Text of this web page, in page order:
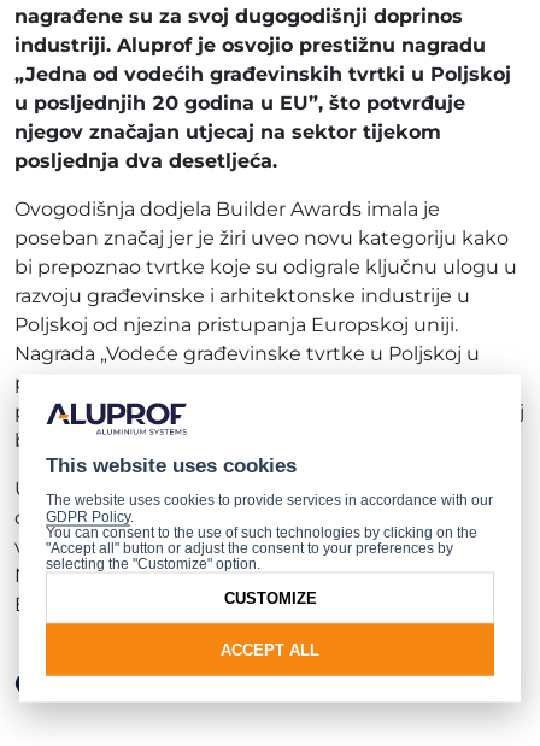
nagrađene su za svoj dugogodišnji doprinos
industriji. Aluprof je osvojio prestižnu nagradu
„Jedna od vodećih građevinskih tvrtki u Poljskoj
u posljednjih 20 godina u EU”, što potvrđuje
njegov značajan utjecaj na sektor tijekom
posljednja dva desetljeća.
Ovogodišnja dodjela Builder Awards imala je
poseban značaj jer je žiri uveo novu kategoriju kako
bi prepoznao tvrtke koje su odigrale ključnu ulogu u
razvoju građevinske i arhitektonske industrije u
Poljskoj od njezina pristupanja Europskoj uniji.
Nagrada „Vodeće građevinske tvrtke u Poljskoj u
posljednjih 20 godina u EU” odaje priznanje poljskim
poduzećima koja su pokazala stalni rast, učvrstila svoj
brend i proširila međunarodnu prisutnost.
Uvrštenje Aluprofa među dobitnike nagrade
dodatno potvrđuje njegovu poziciju kao jednog od
vodećih igrača u europskoj građevinskoj industriji.
Nagradu je u ime tvrtke preuzeo Paweł Gregorczyk,
Brand Communication Manager.
Ostale vijesti
This website uses cookies
The website uses cookies to provide services in accordance with our
GDPR Policy.
You can consent to the use of such technologies by clicking on the
"Accept all" button or adjust the consent to your preferences by
selecting the "Customize" option.
ACCEPT ALL
CUSTOMIZE